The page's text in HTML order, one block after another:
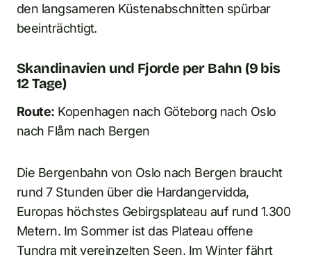
den langsameren Küstenabschnitten spürbar
beeinträchtigt.
Skandinavien und Fjorde per Bahn (9 bis
12 Tage)
Route: Kopenhagen nach Göteborg nach Oslo
nach Flåm nach Bergen
Die Bergenbahn von Oslo nach Bergen braucht
rund 7 Stunden über die Hardangervidda,
Europas höchstes Gebirgsplateau auf rund 1.300
Metern. Im Sommer ist das Plateau offene
Tundra mit vereinzelten Seen. Im Winter fährt